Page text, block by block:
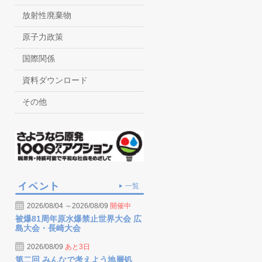
放射性廃棄物
原子力政策
国際関係
資料ダウンロード
その他
一覧
2026/08/04 ～2026/08/09 開催中
被爆81周年原水爆禁止世界大会 広
島大会・長崎大会
2026/08/09 あと3日
第二回 みんなで考えよう地層処